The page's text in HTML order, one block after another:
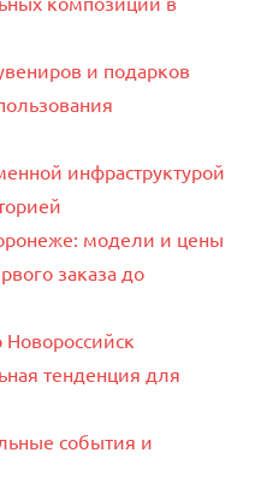
и подарков
инфраструктурой
модели и цены
заказа до
Новороссийск
тенденция для
события и